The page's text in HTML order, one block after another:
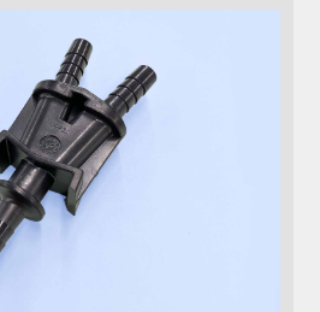
環境対応
2（10物質）
耐熱温度